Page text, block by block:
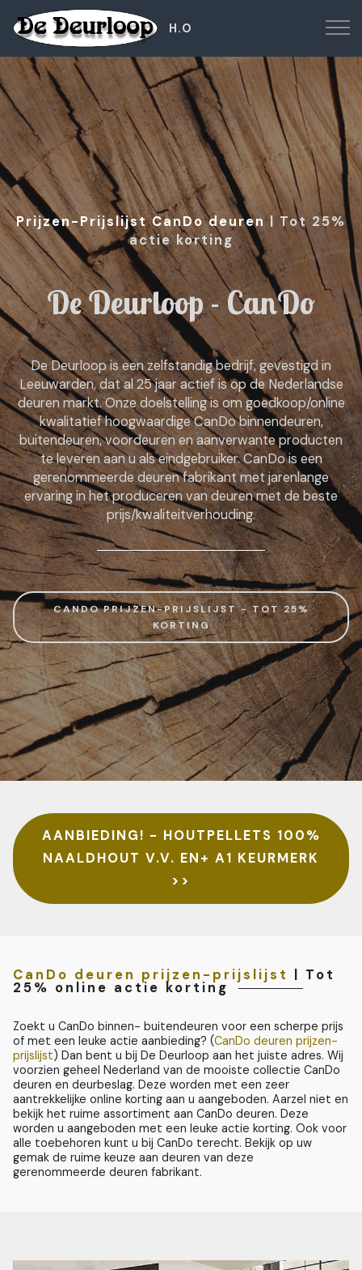
H.O
Prijzen-Prijslijst CanDo deuren| Tot 25%
actie korting
De Deurloop - CanDo
De Deurloop is een zelfstandig bedrijf, gevestigd in
Leeuwarden, dat al 25 jaar actief is op de Nederlandse
deuren markt. Onze doelstelling is om goedkoop/online
kwalitatief hoogwaardige CanDo binnendeuren,
buitendeuren, voordeuren en aanverwante producten
te leveren aan u als eindgebruiker. CanDo is een
gerenommeerde deuren fabrikant met jarenlange
ervaring in het produceren van deuren met de beste
prijs/kwaliteitverhouding.
CANDO PRIJZEN-PRIJSLIJST - TOT 25%
KORTING
AANBIEDING! - HOUTPELLETS 100%
NAALDHOUT V.V. EN+ A1 KEURMERK
>>
CanDo deuren prijzen-prijslijst | Tot
25% online actie korting
Zoekt u CanDo binnen- buitendeuren voor een scherpe prijs
of met een leuke actie aanbieding? (CanDo deuren prijzen-
prijslijst) Dan bent u bij De Deurloop aan het juiste adres. Wij
voorzien geheel Nederland van de mooiste collectie CanDo
deuren en deurbeslag. Deze worden met een zeer
aantrekkelijke online korting aan u aangeboden. Aarzel niet en
bekijk het ruime assortiment aan CanDo deuren. Deze
worden u aangeboden met een leuke actie korting. Ook voor
alle toebehoren kunt u bij CanDo terecht. Bekijk op uw
gemak de ruime keuze aan deuren van deze
gerenommeerde deuren fabrikant.